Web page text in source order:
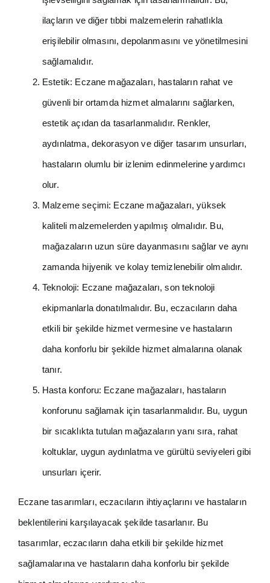
ilaçların ve diğer tıbbi malzemelerin rahatlıkla
erişilebilir olmasını, depolanmasını ve yönetilmesini
sağlamalıdır.
Estetik: Eczane mağazaları, hastaların rahat ve
güvenli bir ortamda hizmet almalarını sağlarken,
estetik açıdan da tasarlanmalıdır. Renkler,
aydınlatma, dekorasyon ve diğer tasarım unsurları,
hastaların olumlu bir izlenim edinmelerine yardımcı
olur.
Malzeme seçimi: Eczane mağazaları, yüksek
kaliteli malzemelerden yapılmış olmalıdır. Bu,
mağazaların uzun süre dayanmasını sağlar ve aynı
zamanda hijyenik ve kolay temizlenebilir olmalıdır.
Teknoloji: Eczane mağazaları, son teknoloji
ekipmanlarla donatılmalıdır. Bu, eczacıların daha
etkili bir şekilde hizmet vermesine ve hastaların
daha konforlu bir şekilde hizmet almalarına olanak
tanır.
Hasta konforu: Eczane mağazaları, hastaların
konforunu sağlamak için tasarlanmalıdır. Bu, uygun
bir sıcaklıkta tutulan mağazaların yanı sıra, rahat
koltuklar, uygun aydınlatma ve gürültü seviyeleri gibi
unsurları içerir.
Eczane tasarımları, eczacıların ihtiyaçlarını ve hastaların
beklentilerini karşılayacak şekilde tasarlanır. Bu
tasarımlar, eczacıların daha etkili bir şekilde hizmet
sağlamalarına ve hastaların daha konforlu bir şekilde